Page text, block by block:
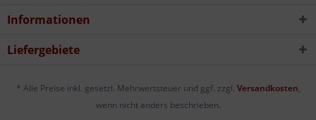
Informationen
Liefergebiete
* Alle Preise inkl. gesetzl. Mehrwertsteuer und ggf. zzgl. Versandkosten,
wenn nicht anders beschrieben.